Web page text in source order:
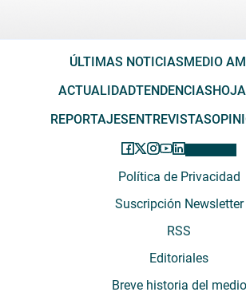
ÚLTIMAS NOTICIAS MEDIO
ACTUALIDADTENDENCIAS
REPORTAJES ENTREVISTAS
Política de Privacidad
Suscripción Newsletter
RSS
Editoriales
Breve historia del medio